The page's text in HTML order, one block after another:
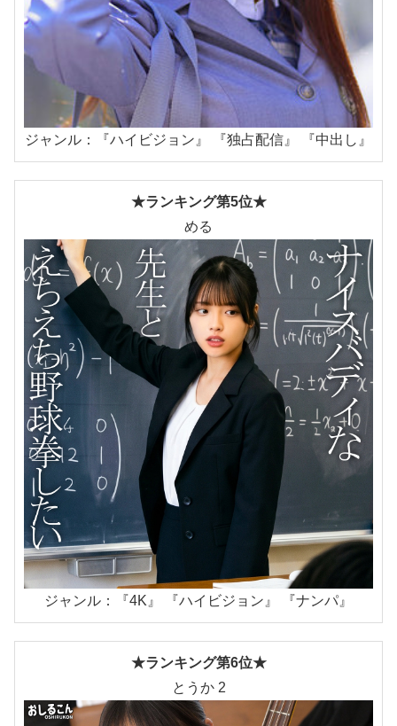
ジャンル：『ハイビジョン』 『独占配信』 『中出し』
★ランキング第5位★
める
ジャンル：『4K』 『ハイビジョン』 『ナンパ』
★ランキング第6位★
とうか 2